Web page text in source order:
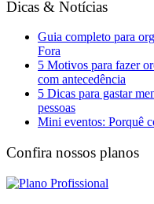
Dicas & Notícias
Guia completo para
Fora
5 Motivos para fazer
com antecedência
5 Dicas para gastar
pessoas
Mini eventos: Porquê
Confira nossos planos